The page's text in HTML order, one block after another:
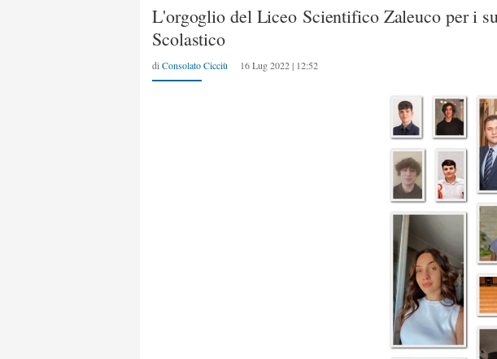
L'orgoglio del Liceo Scientifico Zaleuco per i
Scolastico
di Consolato Cicciù 16 Lug 2022 | 12:52